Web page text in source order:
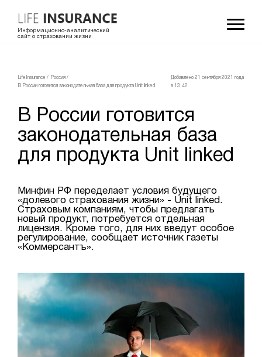
Информационно-аналитический
сайт о страховании жизни
LifeInsurance / Россия /
В России готовится законодательная база для продукта Unit linked
Добавлено 21 сентября 2021 года
в 13:42
В России готовится
законодательная база
для продукта Unit linked
Минфин РФ переделает условия будущего
«долевого страхования жизни» - Unit linked.
Страховым компаниям, чтобы предлагать
новый продукт, потребуется отдельная
лицензия. Кроме того, для них введут особое
регулирование, сообщает источник газеты
«Коммерсантъ».